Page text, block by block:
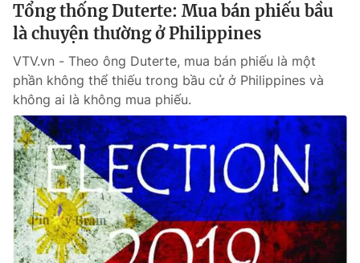
Tổng thống Duterte: Mua bán phiếu bầu
là chuyện thường ở Philippines
VTV.vn - Theo ông Duterte, mua bán phiếu là một
phần không thể thiếu trong bầu cử ở Philippines và
không ai là không mua phiếu.